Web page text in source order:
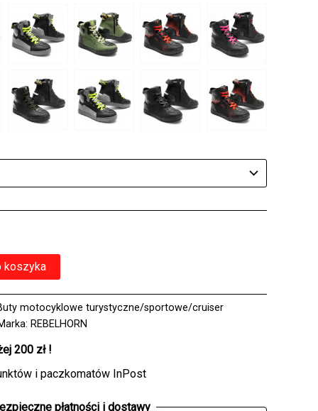
koszyka
motocyklowe turystyczne/sportowe/cruiser
REBELHORN
200 zł !
i paczkomatów InPost
płatności i dostawy